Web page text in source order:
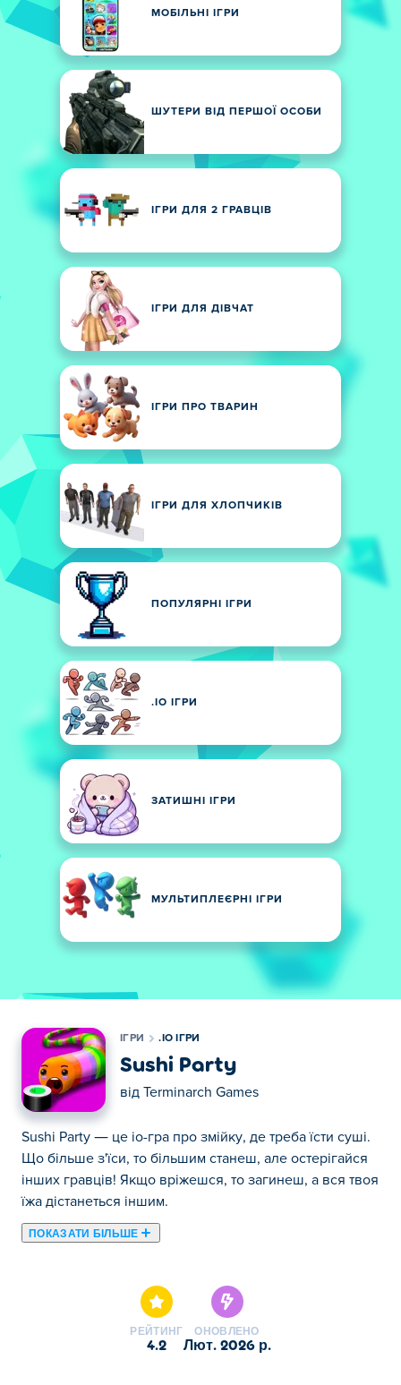
МОБІЛЬНІ ІГРИ
ШУТЕРИ ВІД ПЕРШОЇ ОСОБИ
ІГРИ ДЛЯ 2 ГРАВЦІВ
ІГРИ ДЛЯ ДІВЧАТ
ІГРИ ПРО ТВАРИН
ІГРИ ДЛЯ ХЛОПЧИКІВ
ПОПУЛЯРНІ ІГРИ
.IO ІГРИ
ЗАТИШНІ ІГРИ
МУЛЬТИПЛЕЄРНІ ІГРИ
ІГРИ .IO ІГРИ
Sushi Party
від Terminarch Games
Sushi Party — це io-гра про змійку, де треба їсти суші.
Що більше з'їси, то більшим станеш, але остерігайся
інших гравців! Якщо вріжешся, то загинеш, а вся твоя
їжа дістанеться іншим.
ПОКАЗАТИ БІЛЬШЕ
РЕЙТИНГ
4.2
ОНОВЛЕНО
лют. 2026 р.